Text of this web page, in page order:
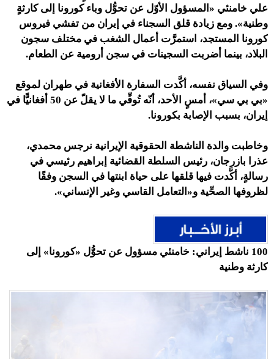
علي خامنئي «المسؤول الأوّل عن تحوُّل وباء كورونا إلى كارثةٍ
وطنية». ومع زيادة قلق السجناء في إيران من تفشي فيروس
كورونا المستجد، استمرَّت أعمال الشغب في مختلف سجون
البلاد، بينما أضربت السجينات في سجن أرومية عن الطعام.
وفي السياق نفسه، أكَّدت السفارة الأفغانية في طهران لموقع
«بي بي سي»، أمسٍ الأحد، أنّه تُوفِّي ما لا يقلّ عن 50 أفغانيًّا في
إيران، بسبب الإصابة بكورونا.
وخاطبت والدة الناشطة الحقوقية الإيرانية نرجس محمدي،
عذرا بازرجان، رئيس السلطة القضائية إبراهيم رئيسي في
رسالةٍ، أكَّدت فيها قلقها على حياة ابنتها في السجن وفقًا
لظروفها الصحِّية و«التعامل القاسي وغير الإنساني».
100 ناشط إيراني: خامنئي مسؤول عن تحوُّل «كورونا» إلى
كارثة وطنية